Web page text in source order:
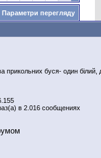
Параметри перегляду
прикольних буся- один білий,
в 2.016 сообщениях